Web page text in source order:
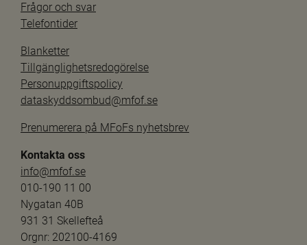
Frågor och svar
Telefontider
Blanketter
Tillgänglighetsredogörelse
Personuppgiftspolicy
dataskyddsombud@mfof.se
Prenumerera på MFoFs nyhetsbrev
Kontakta oss
info@mfof.se
010-190 11 00
Nygatan 40B
931 31 Skellefteå
Orgnr: 202100-4169